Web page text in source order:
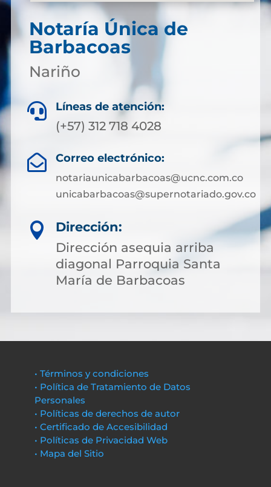
Notaría Única de
Barbacoas
Nariño
 Líneas de atención:
(+57) 312 718 4028
 Correo electrónico:
notariaunicabarbacoas@ucnc.com.co
unicabarbacoas@supernotariado.gov.co

Dirección:
Dirección asequia arriba
diagonal Parroquia Santa
María de Barbacoas
• Términos y condiciones
• Política de Tratamiento de Datos
Personales
• Políticas de derechos de autor
• Certificado de Accesibilidad
• Políticas de Privacidad Web
• Mapa del Sitio